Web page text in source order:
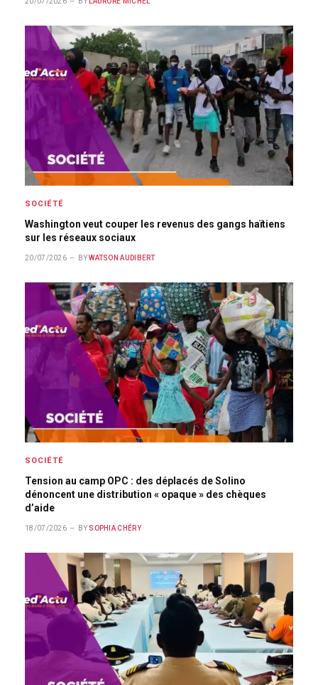
SOCIÉTÉ
Washington veut couper les revenus des gangs haïtiens
sur les réseaux sociaux
20/07/2026 BY WATSON AUDIBERT
SOCIÉTÉ
Tension au camp OPC : des déplacés de Solino
dénoncent une distribution « opaque » des chèques
d’aide
18/07/2026 BY SOPHIA CHÉRY